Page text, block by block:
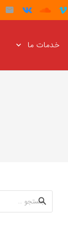
خدمات ما
جستجو
برای: